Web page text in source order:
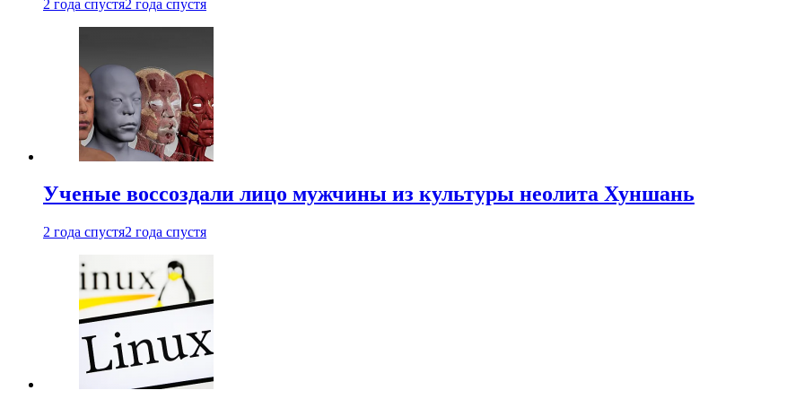
2 года спустя2 года спустя
Ученые воссоздали лицо мужчины из культуры неолита Хуншань
2 года спустя2 года спустя